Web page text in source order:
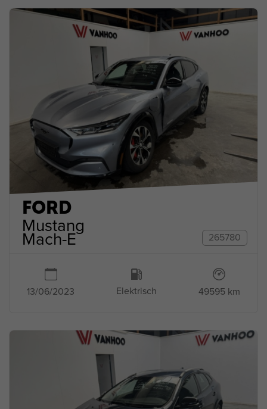
FORD
Mustang
Mach-E 265780
13/06/2023 Elektrisch 49595 km